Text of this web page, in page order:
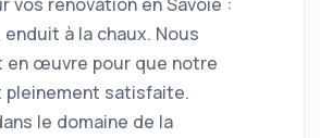
à la chaux. Nous
en œuvre pour que notre
satisfaite.
le domaine de la